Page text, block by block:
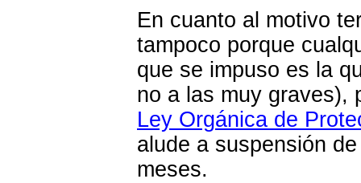
En cuanto al motivo
tampoco porque
que se impuso es la
no a las muy graves),
Ley Orgánica de
alude a suspensión
meses.